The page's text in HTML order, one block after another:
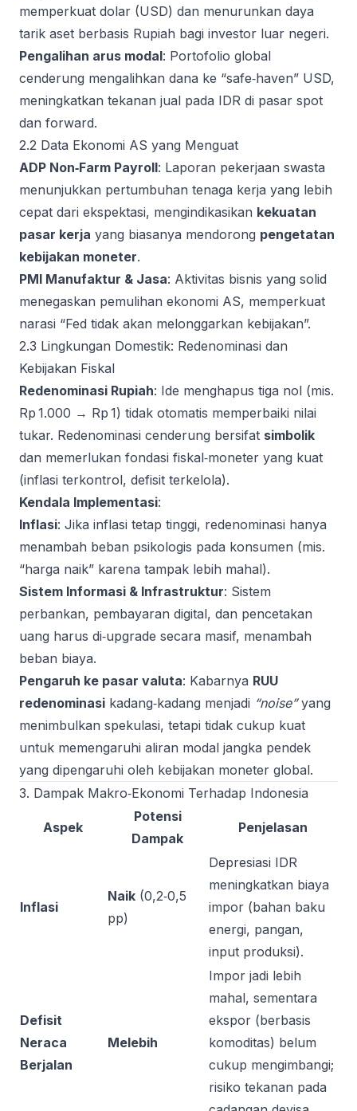
memperkuat dolar (USD) dan menurunkan daya
tarik aset berbasis Rupiah bagi investor luar negeri.
Pengalihan arus modal: Portofolio global
cenderung mengalihkan dana ke “safe‑haven” USD,
meningkatkan tekanan jual pada IDR di pasar spot
dan forward.
2.2 Data Ekonomi AS yang Menguat
ADP Non‑Farm Payroll: Laporan pekerjaan swasta
menunjukkan pertumbuhan tenaga kerja yang lebih
cepat dari ekspektasi, mengindikasikan kekuatan
pasar kerja yang biasanya mendorong pengetatan
kebijakan moneter.
PMI Manufaktur & Jasa: Aktivitas bisnis yang solid
menegaskan pemulihan ekonomi AS, memperkuat
narasi “Fed tidak akan melonggarkan kebijakan”.
2.3 Lingkungan Domestik: Redenominasi dan
Kebijakan Fiskal
Redenominasi Rupiah: Ide menghapus tiga nol (mis.
Rp 1.000 → Rp 1) tidak otomatis memperbaiki nilai
tukar. Redenominasi cenderung bersifat simbolik
dan memerlukan fondasi fiskal‑moneter yang kuat
(inflasi terkontrol, defisit terkelola).
Kendala Implementasi:
Inflasi: Jika inflasi tetap tinggi, redenominasi hanya
menambah beban psikologis pada konsumen (mis.
“harga naik” karena tampak lebih mahal).
Sistem Informasi & Infrastruktur: Sistem
perbankan, pembayaran digital, dan pencetakan
uang harus di‑upgrade secara masif, menambah
beban biaya.
Pengaruh ke pasar valuta: Kabarnya RUU
redenominasi kadang‑kadang menjadi “noise”yang
menimbulkan spekulasi, tetapi tidak cukup kuat
untuk memengaruhi aliran modal jangka pendek
yang dipengaruhi oleh kebijakan moneter global.
3. Dampak Makro‑Ekonomi Terhadap Indonesia
Aspek
Potensi
Dampak
Penjelasan
Inflasi
Naik (0,2‑0,5
pp)
Depresiasi IDR
meningkatkan biaya
impor (bahan baku
energi, pangan,
input produksi).
Defisit
Neraca
Berjalan
Melebih
Impor jadi lebih
mahal, sementara
ekspor (berbasis
komoditas) belum
cukup mengimbangi;
risiko tekanan pada